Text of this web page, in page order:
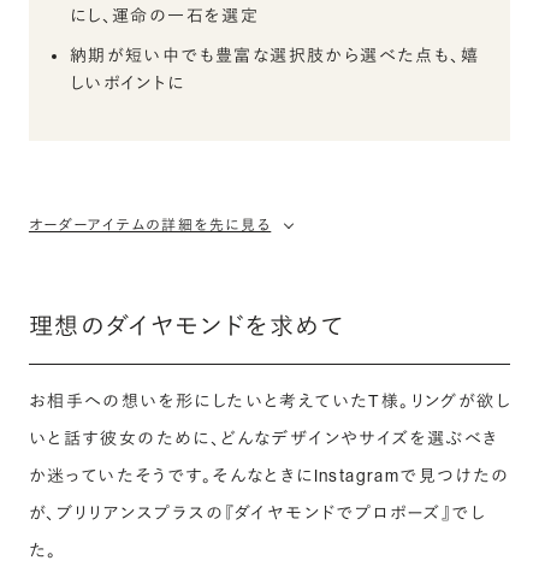
にし、運命の一石を選定
納期が短い中でも豊富な選択肢から選べた点も、嬉
しいポイントに
オーダーアイテムの詳細を先に見る
理想のダイヤモンドを求めて
お相手への想いを形にしたいと考えていたT様。リングが欲し
いと話す彼女のために、どんなデザインやサイズを選ぶべき
か迷っていたそうです。そんなときにInstagramで見つけたの
が、ブリリアンスプラスの『ダイヤモンドでプロポーズ』でし
た。